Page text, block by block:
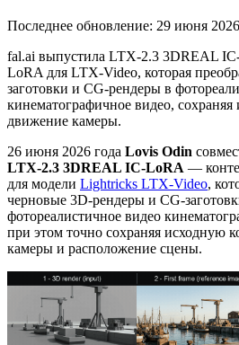
Последнее обновление: 29 июня 2026
fal.ai выпустила LTX-2.3 3DREAL
LoRA для LTX-Video, которая
заготовки и CG-рендеры в
кинематографичное видео,
движение камеры.
26 июня 2026 года Lovis Odin
LTX-2.3 3DREAL IC-LoRA —
для модели Lightricks LTX-Video,
черновые 3D-рендеры и CG-
фотореалистичное видео
при этом точно сохраняя исходную
камеры и расположение сцены.